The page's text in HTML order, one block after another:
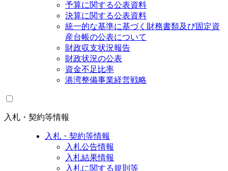
予算に関する公表資料
決算に関する公表資料
統一的な基準に基づく財務書類及び固定資
産台帳の公表について
財政収支状況報告
財政状況の公表
資金不足比率
港湾整備事業経営戦略
入札・契約等情報
入札・契約等情報
入札公告情報
入札結果情報
入札に関する規則等